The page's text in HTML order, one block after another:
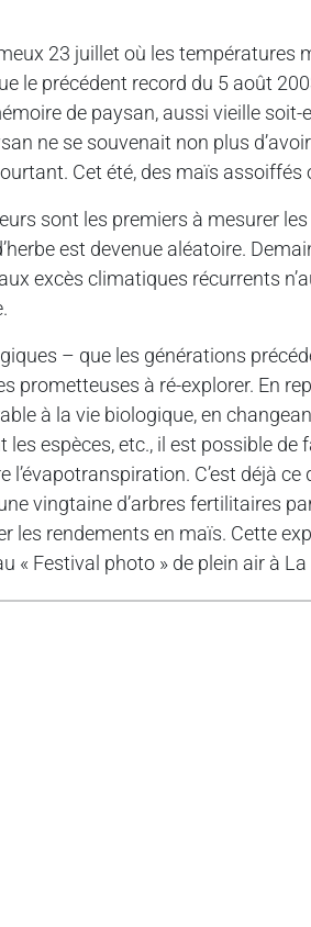
23 juillet où les
le précédent record du 5 août
de paysan, aussi vieille
ne se souvenait non plus
Cet été, des maïs
sont les premiers à mesurer
est devenue aléatoire.
excès climatiques récurrents
– que les générations
prometteuses à ré-explorer. En
à la vie biologique, en
espèces, etc., il est possible de
l’évapotranspiration. C’est déjà
vingtaine d’arbres fertilitaires
les rendements en maïs. Cette
« Festival photo » de plein air à La